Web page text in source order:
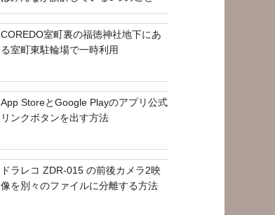
COREDO室町裏の福徳神社地下にあ
る室町東駐輪場で一時利用
App StoreとGoogle Playのアプリ公式
リンクボタンを出す方法
ドラレコ ZDR-015 の前後カメラ2映
像を別々のファイルに分離する方法